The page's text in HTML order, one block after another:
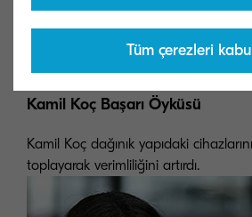
Kamil Koç Başarı Öyküsü
Kamil Koç dağınık yapıdaki
toplayarak verimliliğini artırdı.
Tüm çerezleri